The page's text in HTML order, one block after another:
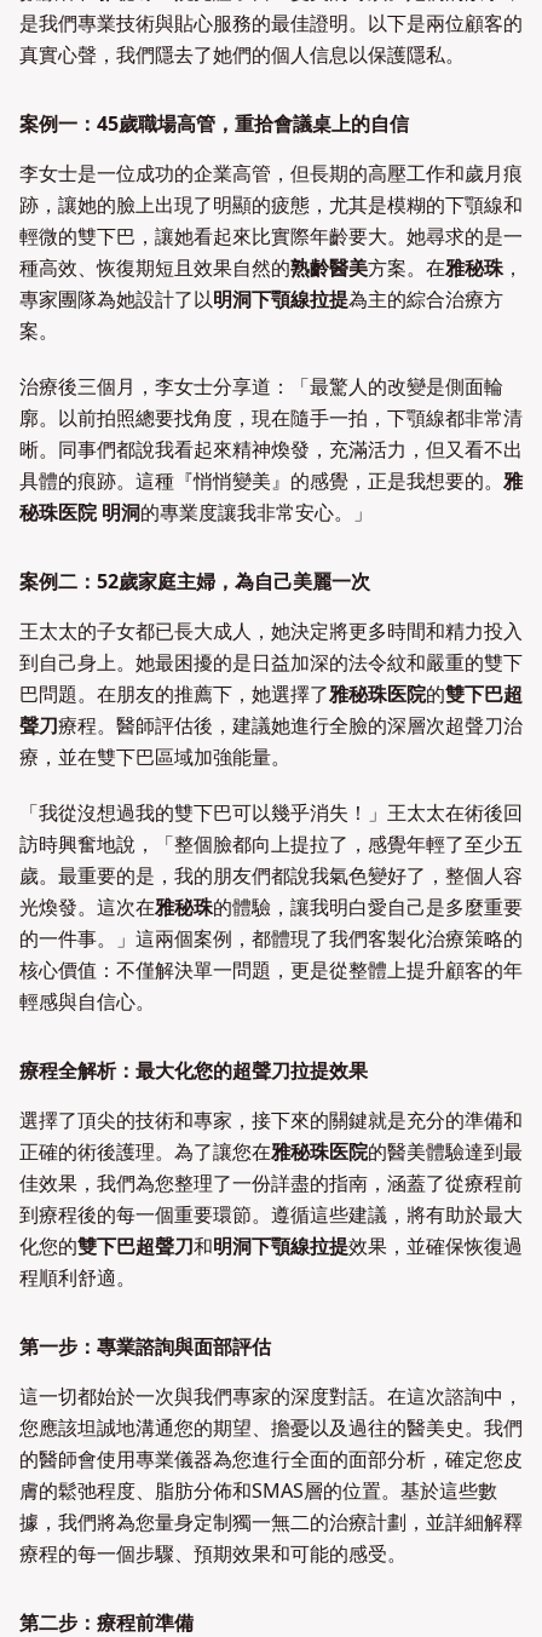
是我們專業技術與貼心服務的最佳證明。以下是兩位顧客的
真實心聲，我們隱去了她們的個人信息以保護隱私。
案例一：45歲職場高管，重拾會議桌上的自信
李女士是一位成功的企業高管，但長期的高壓工作和歲月痕
跡，讓她的臉上出現了明顯的疲態，尤其是模糊的下顎線和
輕微的雙下巴，讓她看起來比實際年齡要大。她尋求的是一
種高效、恢復期短且效果自然的熟齡醫美方案。在雅秘珠，
專家團隊為她設計了以明洞下顎線拉提為主的綜合治療方
案。
治療後三個月，李女士分享道：「最驚人的改變是側面輪
廓。以前拍照總要找角度，現在隨手一拍，下顎線都非常清
晰。同事們都說我看起來精神煥發，充滿活力，但又看不出
具體的痕跡。這種『悄悄變美』的感覺，正是我想要的。 雅
秘珠医院 明洞的專業度讓我非常安心。」
案例二：52歲家庭主婦，為自己美麗一次
王太太的子女都已長大成人，她決定將更多時間和精力投入
到自己身上。她最困擾的是日益加深的法令紋和嚴重的雙下
巴問題。在朋友的推薦下，她選擇了雅秘珠医院的雙下巴超
聲刀療程。醫師評估後，建議她進行全臉的深層次超聲刀治
療，並在雙下巴區域加強能量。
「我從沒想過我的雙下巴可以幾乎消失！」王太太在術後回
訪時興奮地說，「整個臉都向上提拉了，感覺年輕了至少五
歲。最重要的是，我的朋友們都說我氣色變好了，整個人容
光煥發。這次在雅秘珠的體驗，讓我明白愛自己是多麼重要
的一件事。」這兩個案例，都體現了我們客製化治療策略的
核心價值：不僅解決單一問題，更是從整體上提升顧客的年
輕感與自信心。
療程全解析：最大化您的超聲刀拉提效果
選擇了頂尖的技術和專家，接下來的關鍵就是充分的準備和
正確的術後護理。為了讓您在雅秘珠医院的醫美體驗達到最
佳效果，我們為您整理了一份詳盡的指南，涵蓋了從療程前
到療程後的每一個重要環節。遵循這些建議，將有助於最大
化您的雙下巴超聲刀和明洞下顎線拉提效果，並確保恢復過
程順利舒適。
第一步：專業諮詢與面部評估
這一切都始於一次與我們專家的深度對話。在這次諮詢中，
您應該坦誠地溝通您的期望、擔憂以及過往的醫美史。我們
的醫師會使用專業儀器為您進行全面的面部分析，確定您皮
膚的鬆弛程度、脂肪分佈和SMAS層的位置。基於這些數
據，我們將為您量身定制獨一無二的治療計劃，並詳細解釋
療程的每一個步驟、預期效果和可能的感受。
第二步：療程前準備